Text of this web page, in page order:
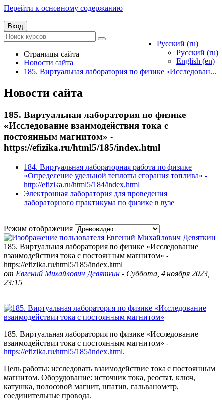
Перейти к основному содержанию
Вход
Русский ‎(ru)‎
Русский ‎(ru)‎
English ‎(en)‎
Страницы сайта
Новости сайта
185. Виртуальная лаборатория по физике «Исследован...
Новости сайта
185. Виртуальная лаборатория по физике
«Исследование взаимодействия тока с
постоянным магнитом» -
https://efizika.ru/html5/185/index.html
184. Виртуальная лабораторная работа по физике
«Определение удельной теплоты сгорания топлива» -
http://efizika.ru/html5/184/index.html
Электронная лаборатория для проведения
лабораторного практикума по физике в вузе
Режим отображения
185. Виртуальная лаборатория по физике «Исследование
взаимодействия тока с постоянным магнитом» -
https://efizika.ru/html5/185/index.html
от Евгений Михайлович Девяткин - Суббота, 4 ноября 2023,
23:15
185. Виртуальная лаборатория по физике «Исследование
взаимодействия тока с постоянным магнитом» -
https://efizika.ru/html5/185/index.html.
Цель работы: исследовать взаимодействие тока с постоянным
магнитом. Оборудование: источник тока, реостат, ключ,
катушка, полосовой магнит, штатив, гальванометр,
соединительные провода.